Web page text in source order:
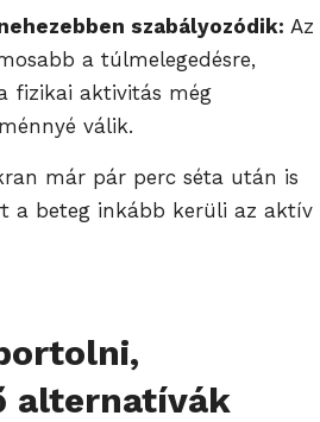
szabályozódik: Az
a túlmelegedésre,
fizikai aktivitás még
válik.
már pár perc séta után is
a beteg inkább kerüli az aktív
alternatívák